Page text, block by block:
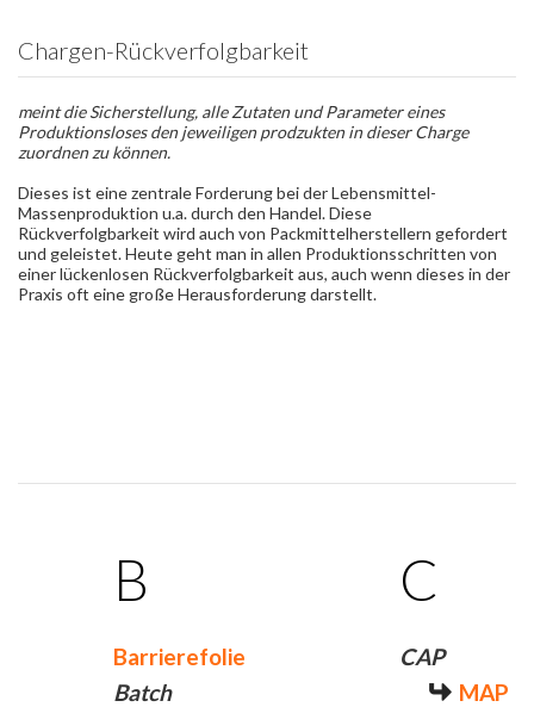
Chargen-Rückverfolgbarkeit
meint die Sicherstellung, alle Zutaten und Parameter eines
Produktionsloses den jeweiligen prodzukten in dieser Charge
zuordnen zu können.
Dieses ist eine zentrale Forderung bei der Lebensmittel-
Massenproduktion u.a. durch den Handel. Diese
Rückverfolgbarkeit wird auch von Packmittelherstellern gefordert
und geleistet. Heute geht man in allen Produktionsschritten von
einer lückenlosen Rückverfolgbarkeit aus, auch wenn dieses in der
Praxis oft eine große Herausforderung darstellt.
B
Barrierefolie
Batch
C
CAP
MAP